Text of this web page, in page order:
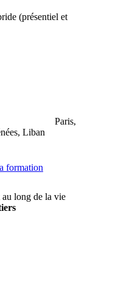
(présentiel et
Paris,
Liban
formation
long de la vie